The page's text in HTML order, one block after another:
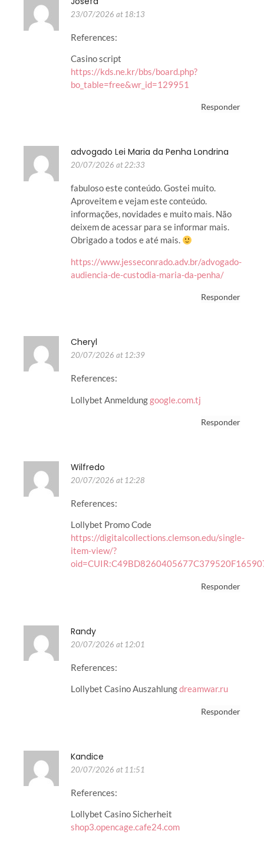
23/07/2026 at 18:13
References:
Casino script
https://kds.ne.kr/bbs/board.php?
bo_table=free&wr_id=129951
Responder
advogado Lei Maria da Penha Londrina
20/07/2026 at 22:33
fabuloso este conteúdo. Gostei muito.
Aproveitem e vejam este conteúdo.
informações, novidades e muito mais. Não
deixem de acessar para se informar mais.
Obrigado a todos e até mais.
https://www.jesseconrado.adv.br/advogado-
audiencia-de-custodia-maria-da-penha/
Responder
Cheryl
20/07/2026 at 12:39
References:
Lollybet Anmeldunggoogle.com.tj
Responder
Wilfredo
20/07/2026 at 12:28
References:
Lollybet Promo Code
https://digitalcollections.clemson.edu/single-
item-view/?
Responder
Randy
20/07/2026 at 12:01
References:
Lollybet Casino Auszahlungdreamwar.ru
Responder
Kandice
20/07/2026 at 11:51
References:
Lollybet Casino Sicherheit
shop3.opencage.cafe24.com